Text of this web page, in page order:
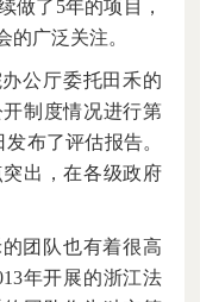
做了5年的项目，
的广泛关注。
公厅委托田禾的
制度情况进行第
布了评估报告。
出，在各级政府
团队也有着很高
年开展的浙江法